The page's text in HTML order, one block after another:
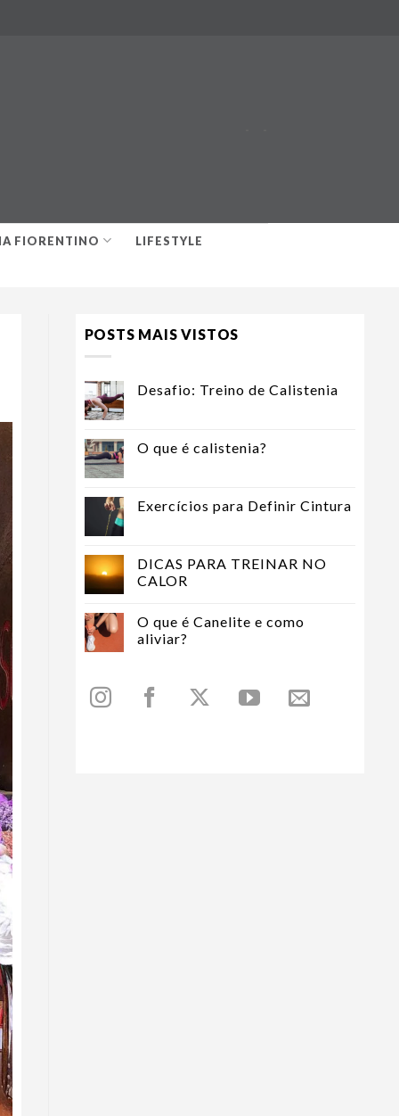
FIORENTINO LIFESTYLE
POSTS MAIS VISTOS
Desafio: Treino de Calistenia
O que é calistenia?
Exercícios para Definir Cintura
DICAS PARA TREINAR NO
CALOR
O que é Canelite e como
aliviar?